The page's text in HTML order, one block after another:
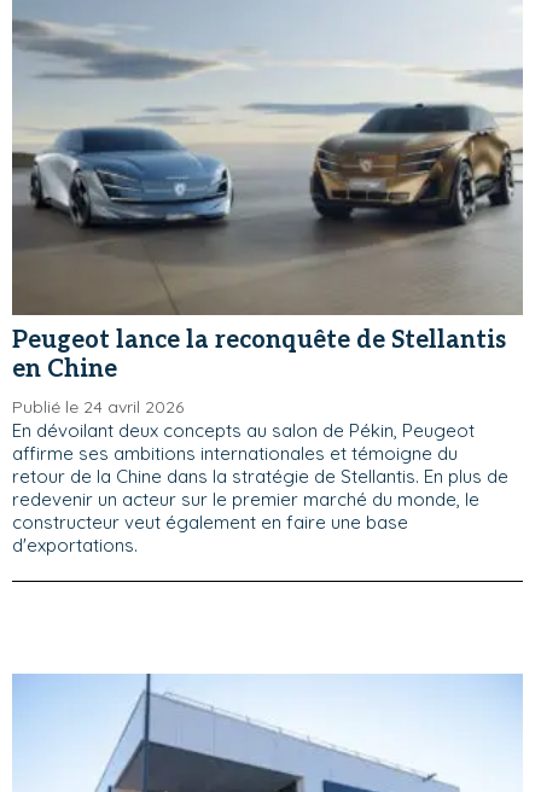
Peugeot lance la reconquête de Stellantis
en Chine
Publié le 24 avril 2026
En dévoilant deux concepts au salon de Pékin, Peugeot
affirme ses ambitions internationales et témoigne du
retour de la Chine dans la stratégie de Stellantis. En plus de
redevenir un acteur sur le premier marché du monde, le
constructeur veut également en faire une base
d'exportations.